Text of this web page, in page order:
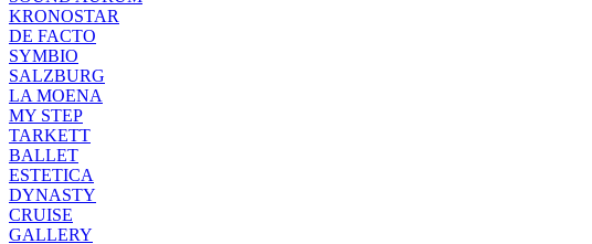
KRONOSTAR
DE FACTO
SYMBIO
SALZBURG
LA MOENA
MY STEP
TARKETT
BALLET
ESTETICA
DYNASTY
CRUISE
GALLERY